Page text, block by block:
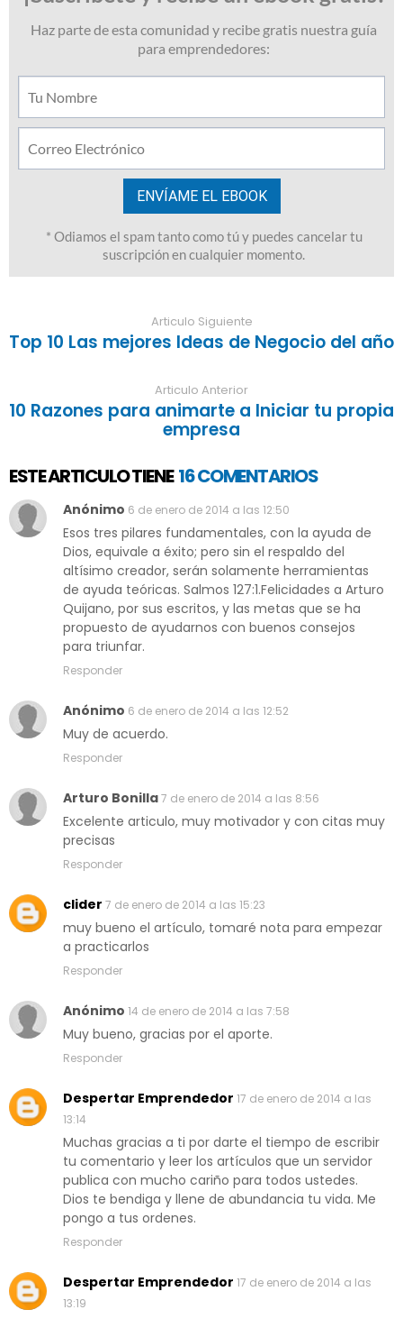
Articulo Siguiente
Top 10 Las mejores Ideas de Negocio del año
Articulo Anterior
10 Razones para animarte a Iniciar tu propia
empresa
ESTE ARTICULO TIENE 16 COMENTARIOS
Anónimo 6 de enero de 2014 a las 12:50
Esos tres pilares fundamentales, con la ayuda de
Dios, equivale a éxito; pero sin el respaldo del
altísimo creador, serán solamente herramientas
de ayuda teóricas. Salmos 127:1.Felicidades a Arturo
Quijano, por sus escritos, y las metas que se ha
propuesto de ayudarnos con buenos consejos
para triunfar.
Responder
Anónimo 6 de enero de 2014 a las 12:52
Muy de acuerdo.
Responder
Arturo Bonilla7 de enero de 2014 a las 8:56
Excelente articulo, muy motivador y con citas muy
precisas
Responder
clider 7 de enero de 2014 a las 15:23
muy bueno el artículo, tomaré nota para empezar
a practicarlos
Responder
Anónimo 14 de enero de 2014 a las 7:58
Muy bueno, gracias por el aporte.
Responder
Despertar Emprendedor 17 de enero de 2014 a las
13:14
Muchas gracias a ti por darte el tiempo de escribir
tu comentario y leer los artículos que un servidor
publica con mucho cariño para todos ustedes.
Dios te bendiga y llene de abundancia tu vida. Me
pongo a tus ordenes.
Responder
Despertar Emprendedor 17 de enero de 2014 a las
13:19